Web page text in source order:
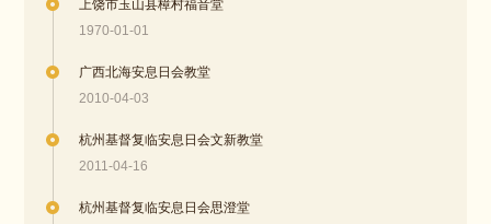
上饶市玉山县樟村福音堂
1970-01-01
广西北海安息日会教堂
2010-04-03
杭州基督复临安息日会文新教堂
2011-04-16
杭州基督复临安息日会思澄堂